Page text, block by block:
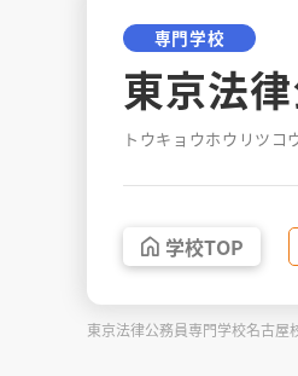
専門学校
東京法
トウキョウホウリツコ
学校TOP
東京法律公務員専門学校名古屋